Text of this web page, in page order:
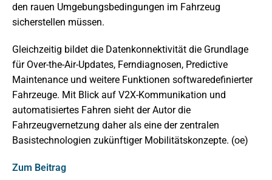
den rauen Umgebungsbedingungen im Fahrzeug
sicherstellen müssen.
Gleichzeitig bildet die Datenkonnektivität die Grundlage
für Over-the-Air-Updates, Ferndiagnosen, Predictive
Maintenance und weitere Funktionen softwaredefinierter
Fahrzeuge. Mit Blick auf V2X-Kommunikation und
automatisiertes Fahren sieht der Autor die
Fahrzeugvernetzung daher als eine der zentralen
Basistechnologien zukünftiger Mobilitätskonzepte. (oe)
Zum Beitrag